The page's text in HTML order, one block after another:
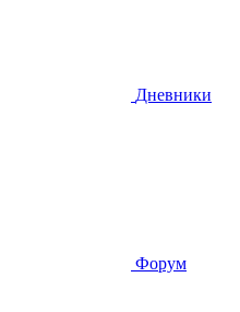
Дневники
Форум